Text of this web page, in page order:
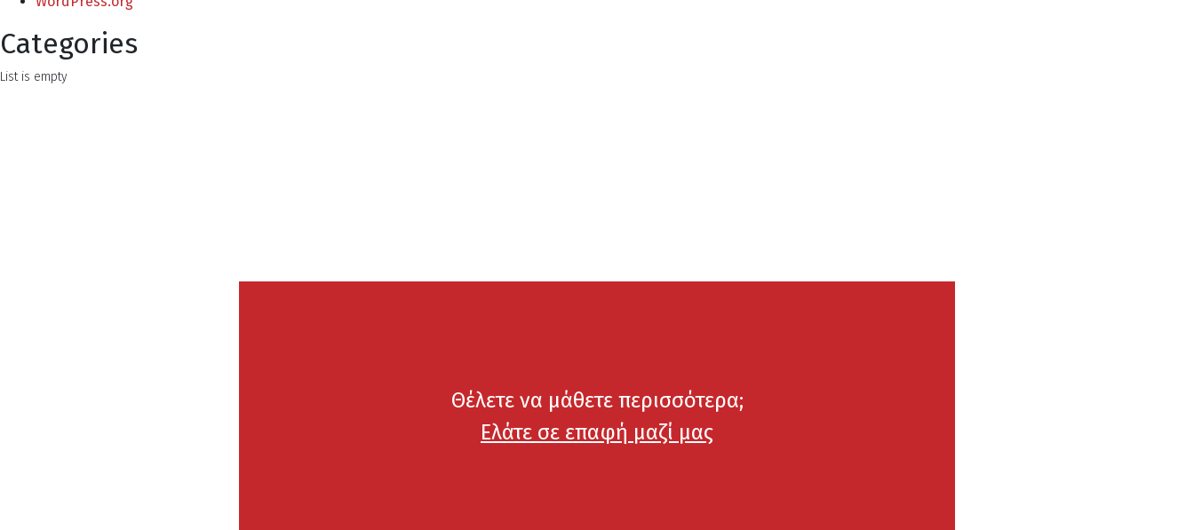
Categories
List is empty
Θέλετε να μάθετε περισσότερα;
Ελάτε σε επαφή μαζί μας